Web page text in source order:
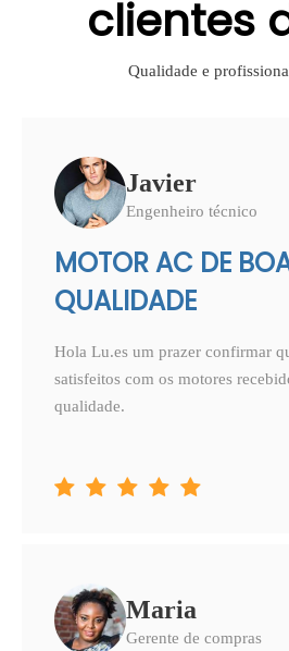
clientes
Qualidade e
Javier
Engenheiro técnico
MOTOR AC DE
QUALIDADE
Hola Lu.es um prazer confirmar
satisfeitos com os motores
qualidade.
    
Maria
Gerente de compras